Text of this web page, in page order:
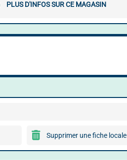
PLUS D'INFOS SUR CE MAGASIN
Supprimer une fiche locale